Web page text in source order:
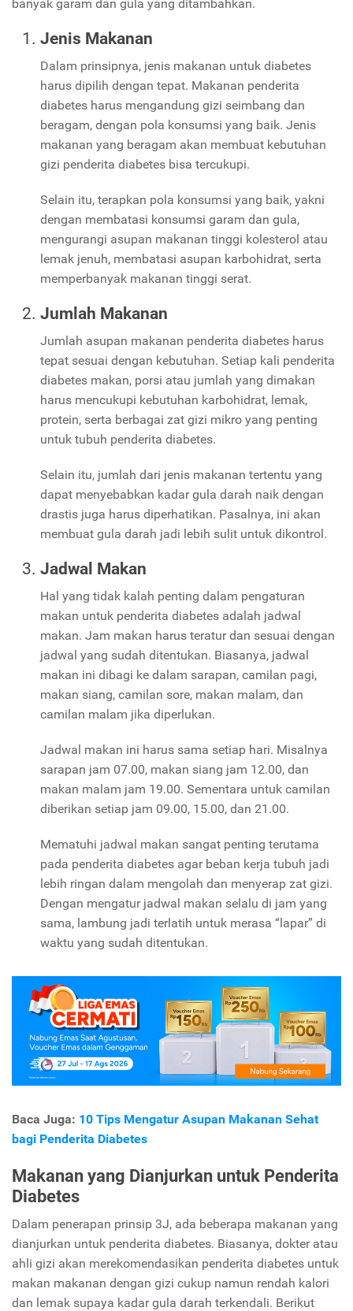
banyak garam dan gula yang ditambahkan.
Jenis Makanan
Dalam prinsipnya, jenis makanan untuk diabetes
harus dipilih dengan tepat. Makanan penderita
diabetes harus mengandung gizi seimbang dan
beragam, dengan pola konsumsi yang baik. Jenis
makanan yang beragam akan membuat kebutuhan
gizi penderita diabetes bisa tercukupi.
Selain itu, terapkan pola konsumsi yang baik, yakni
dengan membatasi konsumsi garam dan gula,
mengurangi asupan makanan tinggi kolesterol atau
lemak jenuh, membatasi asupan karbohidrat, serta
memperbanyak makanan tinggi serat.
Jumlah Makanan
Jumlah asupan makanan penderita diabetes harus
tepat sesuai dengan kebutuhan. Setiap kali penderita
diabetes makan, porsi atau jumlah yang dimakan
harus mencukupi kebutuhan karbohidrat, lemak,
protein, serta berbagai zat gizi mikro yang penting
untuk tubuh penderita diabetes.
Selain itu, jumlah dari jenis makanan tertentu yang
dapat menyebabkan kadar gula darah naik dengan
drastis juga harus diperhatikan. Pasalnya, ini akan
membuat gula darah jadi lebih sulit untuk dikontrol.
Jadwal Makan
Hal yang tidak kalah penting dalam pengaturan
makan untuk penderita diabetes adalah jadwal
makan. Jam makan harus teratur dan sesuai dengan
jadwal yang sudah ditentukan. Biasanya, jadwal
makan ini dibagi ke dalam sarapan, camilan pagi,
makan siang, camilan sore, makan malam, dan
camilan malam jika diperlukan.
Jadwal makan ini harus sama setiap hari. Misalnya
sarapan jam 07.00, makan siang jam 12.00, dan
makan malam jam 19.00. Sementara untuk camilan
diberikan setiap jam 09.00, 15.00, dan 21.00.
Mematuhi jadwal makan sangat penting terutama
pada penderita diabetes agar beban kerja tubuh jadi
lebih ringan dalam mengolah dan menyerap zat gizi.
Dengan mengatur jadwal makan selalu di jam yang
sama, lambung jadi terlatih untuk merasa “lapar” di
waktu yang sudah ditentukan.
Baca Juga: 10 Tips Mengatur Asupan Makanan Sehat
bagi Penderita Diabetes
Makanan yang Dianjurkan untuk Penderita
Diabetes
Dalam penerapan prinsip 3J, ada beberapa makanan yang
dianjurkan untuk penderita diabetes. Biasanya, dokter atau
ahli gizi akan merekomendasikan penderita diabetes untuk
makan makanan dengan gizi cukup namun rendah kalori
dan lemak supaya kadar gula darah terkendali. Berikut